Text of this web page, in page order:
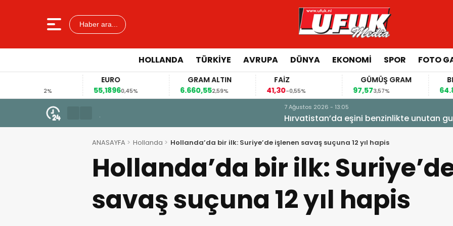
Haber ara...
HOLLANDA TÜRKIYE AVRUPA DÜNYA EKONOMI SPOR FOTO
55,1896
6.660,55
2,59%
FAİZ
41,30
GÜMÜŞ GRAM
BITCOIN
0,70%
Hırvatistan’da eşini benzinlikte unutan gurbetçi şoke oldu
ANASAYFA Hollanda Hollanda’da bir ilk: Suriye’de işlenen savaş suçuna 12 yıl hapis
Hollanda’da bir ilk:
savaş suçuna 12 yıl hapis